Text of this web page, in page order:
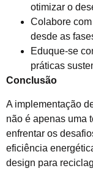
otimizar o
Colabore
desde as
Eduque-se
práticas
Conclusão
A implementação
não é apenas uma
enfrentar os
eficiência
design para